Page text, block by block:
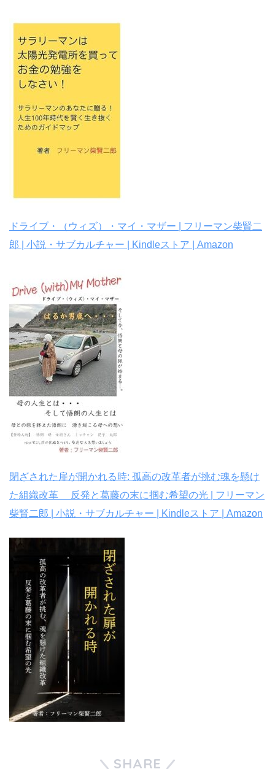
ドライブ・（ウィズ）・マイ・マザー | フリーマン柴賢二
郎 | 小説・サブカルチャー | Kindleストア | Amazon
閉ざされた扉が開かれる時: 孤高の改革者が挑む魂を懸け
た組織改革 反発と葛藤の末に掴む希望の光 | フリーマン
柴賢二郎 | 小説・サブカルチャー | Kindleストア | Amazon
SHARE